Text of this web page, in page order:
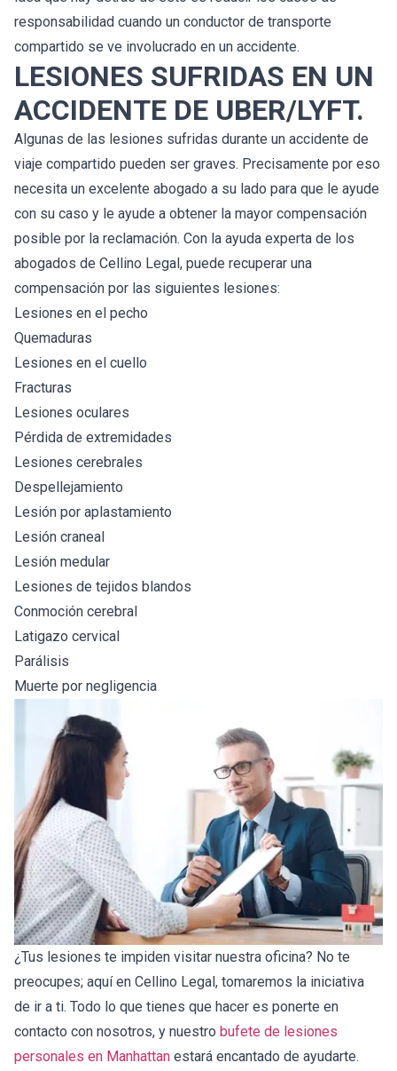
responsabilidad cuando un conductor de transporte
compartido se ve involucrado en un accidente.
LESIONES SUFRIDAS EN UN
ACCIDENTE DE UBER/LYFT.
Algunas de las lesiones sufridas durante un accidente de
viaje compartido pueden ser graves. Precisamente por eso
necesita un excelente abogado a su lado para que le ayude
con su caso y le ayude a obtener la mayor compensación
posible por la reclamación. Con la ayuda experta de los
abogados de Cellino Legal, puede recuperar una
compensación por las siguientes lesiones:
Lesiones en el pecho
Quemaduras
Lesiones en el cuello
Fracturas
Lesiones oculares
Pérdida de extremidades
Lesiones cerebrales
Despellejamiento
Lesión por aplastamiento
Lesión craneal
Lesión medular
Lesiones de tejidos blandos
Conmoción cerebral
Latigazo cervical
Parálisis
Muerte por negligencia
¿Tus lesiones te impiden visitar nuestra oficina? No te
preocupes; aquí en Cellino Legal, tomaremos la iniciativa
de ir a ti. Todo lo que tienes que hacer es ponerte en
contacto con nosotros, y nuestro bufete de lesiones
personales en Manhattan estará encantado de ayudarte.